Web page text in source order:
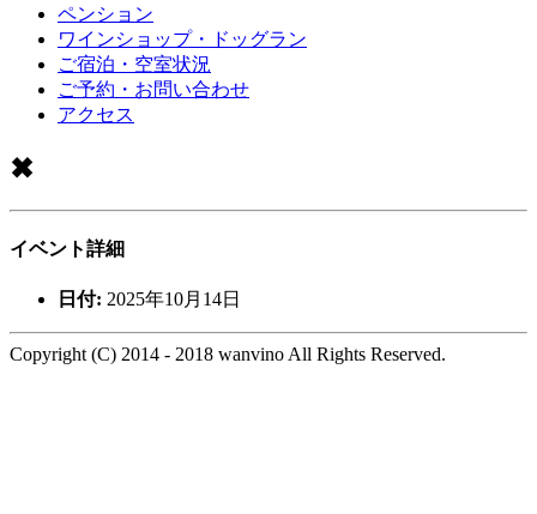
ペンション
ワインショップ・ドッグラン
ご宿泊・空室状況
ご予約・お問い合わせ
アクセス
✖
イベント詳細
日付: 2025年10月14日
Copyright (C) 2014 - 2018 wanvino All Rights Reserved.